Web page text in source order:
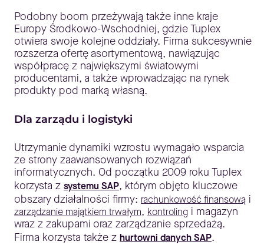
Podobny boom przeżywają także inne kraje
Europy Środkowo-Wschodniej, gdzie Tuplex
otwiera swoje kolejne oddziały. Firma sukcesywnie
rozszerza ofertę asortymentową, nawiązując
współpracę z największymi światowymi
producentami, a także wprowadzając na rynek
produkty pod marką własną.
Dla zarządu i logistyki
Utrzymanie dynamiki wzrostu wymagało wsparcia
ze strony zaawansowanych rozwiązań
informatycznych. Od początku 2009 roku Tuplex
korzysta z systemu SAP, którym objęto kluczowe
obszary działalności firmy: rachunkowość finansową i
zarządzanie majątkiem trwałym, kontroling i magazyn
wraz z zakupami oraz zarządzanie sprzedażą.
Firma korzysta także z hurtowni danych SAP.